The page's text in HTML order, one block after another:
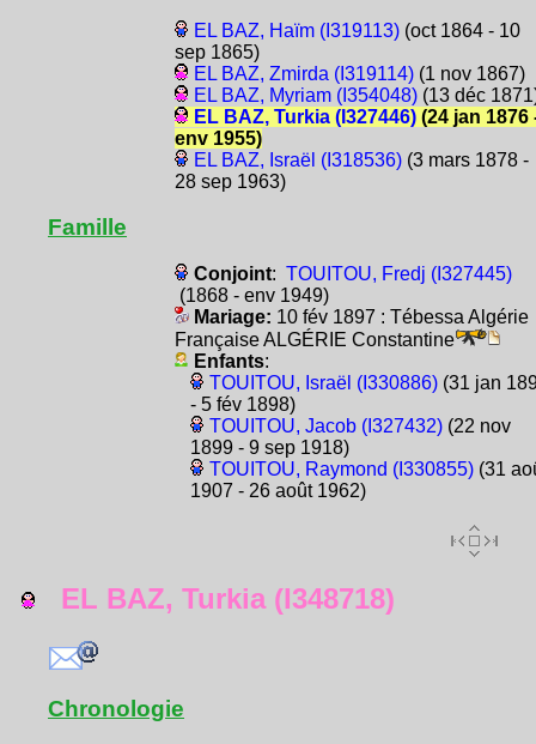
EL BAZ, Haïm (I319113)(oct 1864 - 10
sep 1865)
EL BAZ, Zmirda (I319114)(1 nov 1867)
EL BAZ, Myriam (I354048)(13 déc
EL BAZ, Turkia (I327446)(24 jan 1876
env 1955)
EL BAZ, Israël (I318536)(3 mars 1878 -
28 sep 1963)
Famille
Conjoint: TOUITOU, Fredj (I327445)
(1868 - env 1949)
Mariage: 10 fév 1897 : Tébessa Algérie
Française ALGÉRIE Constantine
Enfants:
TOUITOU, Israël (I330886)(31 jan
- 5 fév 1898)
TOUITOU, Jacob (I327432)(22 nov
1899 - 9 sep 1918)
TOUITOU, Raymond (I330855)(31
1907 - 26 août 1962)
EL BAZ, Turkia (I348718)
Chronologie